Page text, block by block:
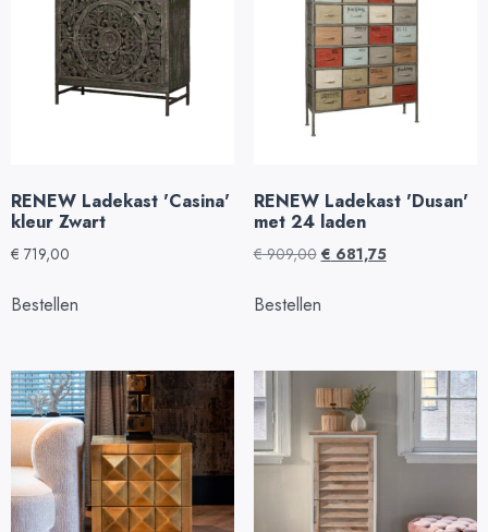
RENEW Ladekast 'Casina'
kleur Zwart
€ 719,00
Bestellen
RENEW Ladekast 'Dusan'
met 24 laden
€909,00 € 681,75
Bestellen